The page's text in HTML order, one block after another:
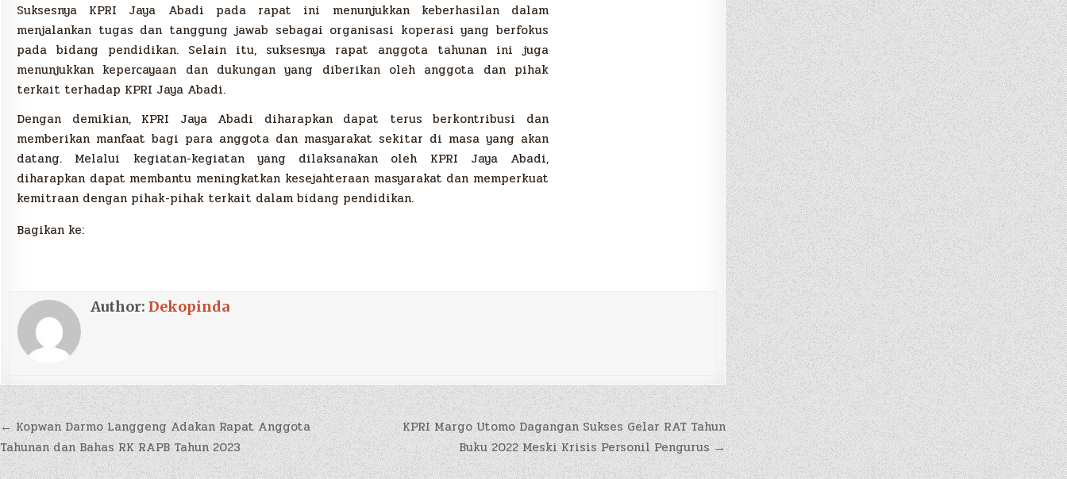
Suksesnya KPRI Jaya Abadi pada rapat ini menunjukkan keberhasilan dalam
menjalankan tugas dan tanggung jawab sebagai organisasi koperasi yang berfokus
pada bidang pendidikan. Selain itu, suksesnya rapat anggota tahunan ini juga
menunjukkan kepercayaan dan dukungan yang diberikan oleh anggota dan pihak
terkait terhadap KPRI Jaya Abadi.
Dengan demikian, KPRI Jaya Abadi diharapkan dapat terus berkontribusi dan
memberikan manfaat bagi para anggota dan masyarakat sekitar di masa yang akan
datang. Melalui kegiatan-kegiatan yang dilaksanakan oleh KPRI Jaya Abadi,
diharapkan dapat membantu meningkatkan kesejahteraan masyarakat dan memperkuat
kemitraan dengan pihak-pihak terkait dalam bidang pendidikan.
Bagikan ke:
Author: Dekopinda
KPRI Margo Utomo Dagangan Sukses Gelar RAT Tahun
Buku 2022 Meski Krisis Personil Pengurus →
← Kopwan Darmo Langgeng Adakan Rapat Anggota
Tahunan dan Bahas RK RAPB Tahun 2023